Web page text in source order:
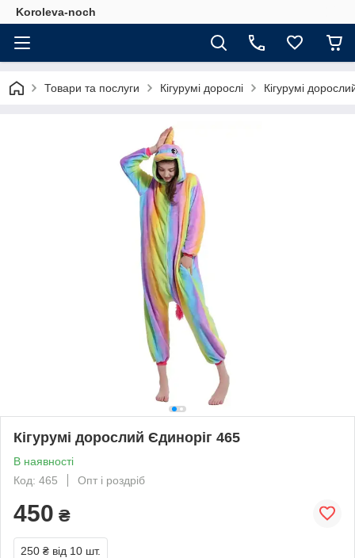
Koroleva-noch
Товари та послуги Кігурумі дорослі Кігурумі
Кігурумі дорослий Єдиноріг 465
В наявності
Код: 465
Опт і роздріб
450 ₴
250 ₴ від 10 шт.